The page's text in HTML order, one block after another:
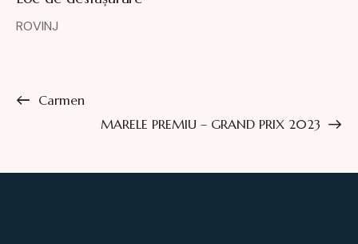
ROVINJ
Carmen
MARELE PREMIU – GRAND PRIX 2023